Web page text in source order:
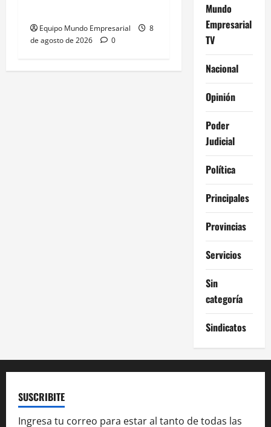
Equipo Mundo Empresarial
8
de agosto de 2026
0
Mundo
Empresarial
TV
Nacional
Opinión
Poder
Judicial
Política
Principales
Provincias
Servicios
Sin
categoría
Sindicatos
SUSCRIBITE
Ingresa tu correo para estar al tanto de todas las